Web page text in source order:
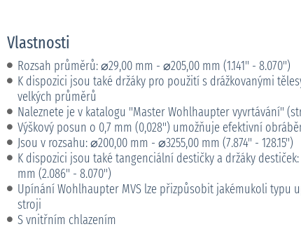
Vlastnosti
Rozsah průměrů: ⌀29,00 mm - ⌀205,00 mm (1.141" - 8.070")
K dispozici jsou také držáky pro použití s drážkovanými
velkých průměrů
Naleznete je v katalogu "Master Wohlhaupter vyvrtávání" (str.
Výškový posun o 0,7 mm (0,028") umožňuje efektivní
Jsou v rozsahu: ⌀200,00 mm - ⌀3255,00 mm (7.874" - 128.15")
K dispozici jsou také tangenciální destičky a držáky
mm (2.086" - 8.070")
Upínání Wohlhaupter MVS lze přizpůsobit jakémukoli typu
stroji
S vnitřním chlazením